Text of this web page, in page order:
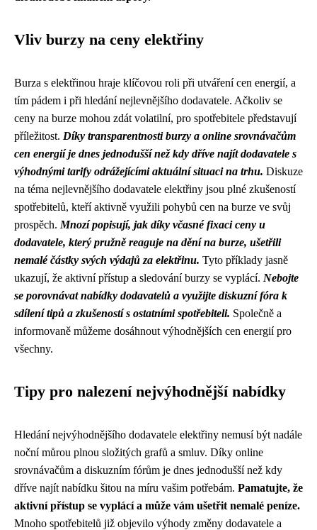
Vliv burzy na ceny elektřiny
Burza s elektřinou hraje klíčovou roli při utváření cen energií, a
tím pádem i při hledání nejlevnějšího dodavatele. Ačkoliv se
ceny na burze mohou zdát volatilní, pro spotřebitele představují
příležitost. Díky transparentnosti burzy a online srovnávačům
cen energií je dnes jednodušší než kdy dříve najít dodavatele s
výhodnými tarify odrážejícími aktuální situaci na trhu. Diskuze
na téma nejlevnějšího dodavatele elektřiny jsou plné zkušeností
spotřebitelů, kteří aktivně využili pohybů cen na burze ve svůj
prospěch. Mnozí popisují, jak díky včasné fixaci ceny u
dodavatele, který pružně reaguje na dění na burze, ušetřili
nemalé částky svých výdajů za elektřinu. Tyto příklady jasně
ukazují, že aktivní přístup a sledování burzy se vyplácí. Nebojte
se porovnávat nabídky dodavatelů a využijte diskuzní fóra k
sdílení tipů a zkušeností s ostatními spotřebiteli. Společně a
informovaně můžeme dosáhnout výhodnějších cen energií pro
všechny.
Tipy pro nalezení nejvýhodnější nabídky
Hledání nejvýhodnějšího dodavatele elektřiny nemusí být nadále
noční můrou plnou složitých grafů a smluv. Díky online
srovnávačům a diskuzním fórům je dnes jednodušší než kdy
dříve najít nabídku šitou na míru vašim potřebám. Pamatujte, že
aktivní přístup se vyplácí a může vám ušetřit nemalé peníze.
Mnoho spotřebitelů již objevilo výhody změny dodavatele a